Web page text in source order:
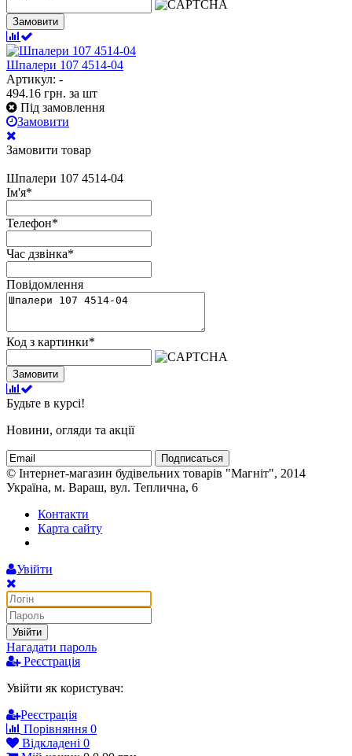
Замовити
Шпалери 107 4514-04
Артикул: -
494.16 грн. за шт
Під замовлення
Замовити
Замовити товар
Шпалери 107 4514-04
Ім'я*
Телефон*
Час дзвінка*
Повідомлення
Код з картинки*
Замовити
Будьте в курсі!
Новини, огляди та акції
Подписаться
© Інтернет-магазин будівельних товарів "Магніт", 2014
Україна, м. Вараш, вул. Теплична, 6
Контакти
Карта сайту
Увійти
Увійти
Нагадати пароль
Реєстрація
Увійти як користувач:
Реєстрація
Порівняння 0
Відкладені 0